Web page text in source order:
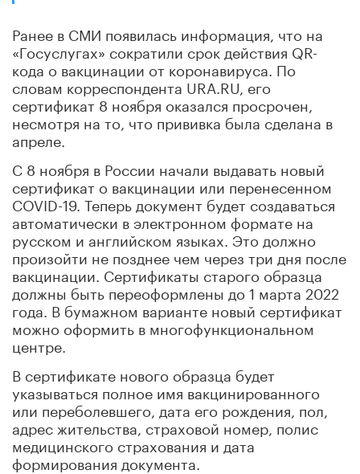
Ранее в СМИ появилась информация, что на
«Госуслугах» сократили срок действия QR-
кода о вакцинации от коронавируса. По
словам корреспондента URA.RU, его
сертификат 8 ноября оказался просрочен,
несмотря на то, что прививка была сделана в
апреле.
С 8 ноября в России начали выдавать новый
сертификат о вакцинации или перенесенном
COVID-19. Теперь документ будет создаваться
автоматически в электронном формате на
русском и английском языках. Это должно
произойти не позднее чем через три дня после
вакцинации. Сертификаты старого образца
должны быть переоформлены до 1 марта 2022
года. В бумажном варианте новый сертификат
можно оформить в многофункциональном
центре.
В сертификате нового образца будет
указываться полное имя вакцинированного
или переболевшего, дата его рождения, пол,
адрес жительства, страховой номер, полис
медицинского страхования и дата
формирования документа.